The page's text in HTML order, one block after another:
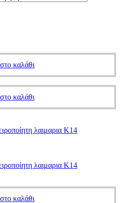
καλάθι
καλάθι
λαιμαρια Κ14
λαιμαρια Κ14
καλάθι